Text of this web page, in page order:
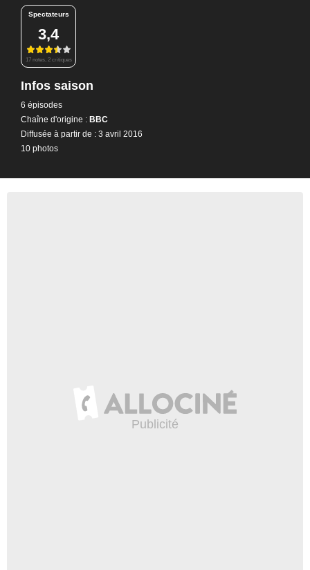
Spectateurs
3,4
17 notes, 2 critiques
Infos saison
6 épisodes
Chaîne d'origine : BBC
Diffusée à partir de : 3 avril 2016
10 photos